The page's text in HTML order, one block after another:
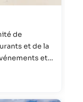
de
et de la
et